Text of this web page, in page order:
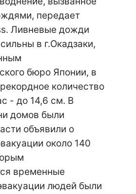
передает
Ливневые дожди
в г.Окадзаки,
бюро Японии, в
количество
- до 14,6 см. В
домов были
объявили о
около 140
временные
людей были